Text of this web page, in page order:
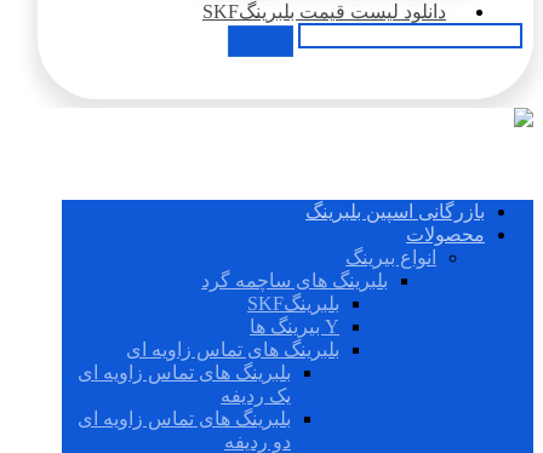
دانلود لیست قیمت بلبرینگSKF
بازرگانی اسپین بلبرینگ
محصولات
انواع بیرینگ
بلبرینگ های ساچمه گرد
بلبرینگSKF
Y بیرینگ ها
بلبرینگ های تماس زاویه ای
بلبرینگ های تماس زاویه ای
یک ردیفه
بلبرینگ های تماس زاویه ای
دو ردیفه